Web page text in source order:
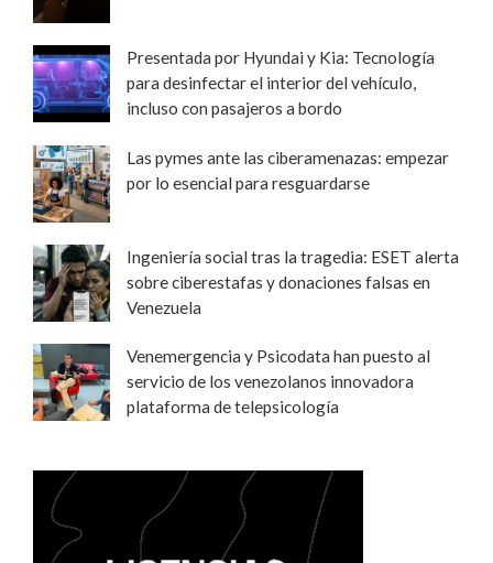
Presentada por Hyundai y Kia: Tecnología
para desinfectar el interior del vehículo,
incluso con pasajeros a bordo
Las pymes ante las ciberamenazas: empezar
por lo esencial para resguardarse
Ingeniería social tras la tragedia: ESET alerta
sobre ciberestafas y donaciones falsas en
Venezuela
Venemergencia y Psicodata han puesto al
servicio de los venezolanos innovadora
plataforma de telepsicología